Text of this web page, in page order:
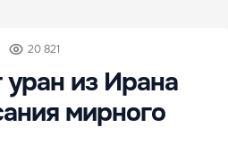
20 821
из Ирана
мирного